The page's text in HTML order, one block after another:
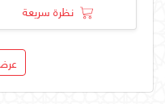
نظرة سريعة